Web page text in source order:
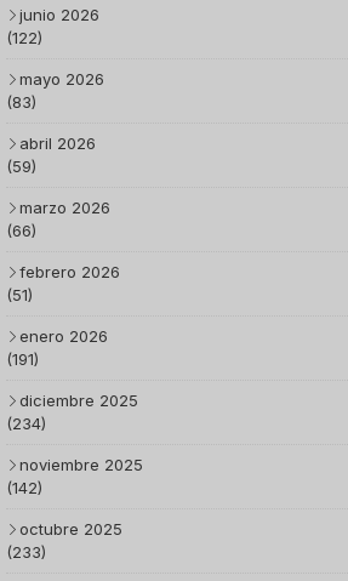
junio 2026
(122)
mayo 2026
(83)
abril 2026
(59)
marzo 2026
(66)
febrero 2026
(51)
enero 2026
(191)
diciembre 2025
(234)
noviembre 2025
(142)
octubre 2025
(233)